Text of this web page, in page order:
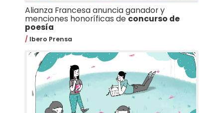
Alianza Francesa anuncia ganador y
menciones honoríficas deconcurso de
poesía
Ibero Prensa